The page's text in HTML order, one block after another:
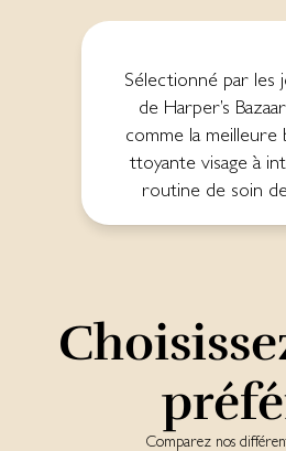
Sé­lec­tion­né par les
de Harper’s
comme la
tto­yan­te vi­sa­ge à
rou­tine de soin
Comparez nos